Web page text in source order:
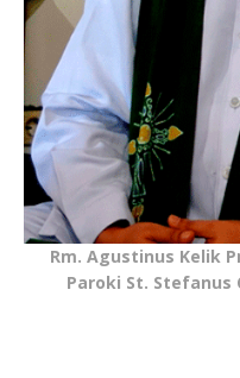
Rm. Agustinus Kelik
Paroki St. Stefanus